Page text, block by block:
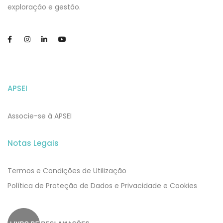
exploração e gestão.
APSEI
Associe-se à APSEI
Notas Legais
Termos e Condições de Utilização
​​Política de Proteção de Dados e Privacidade e Cookies